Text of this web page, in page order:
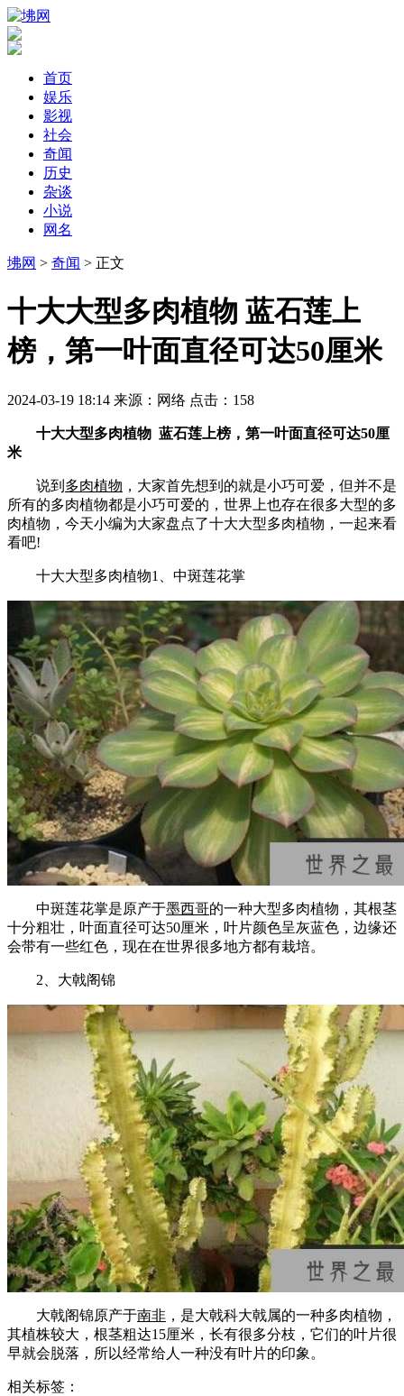
首页
娱乐
影视
社会
奇闻
历史
杂谈
小说
网名
坲网 > 奇闻 > 正文
​十大大型多肉植物 蓝石莲上
榜，第一叶面直径可达50厘米
2024-03-19 18:14 来源：网络 点击： 158
十大大型多肉植物 蓝石莲上榜，第一叶面直径可达50厘
米
说到 多肉植物 ，大家首先想到的就是小巧可爱，但并不是
所有的多肉植物都是小巧可爱的，世界上也存在很多大型的多
肉植物，今天小编为大家盘点了十大大型多肉植物，一起来看
看吧!
十大大型多肉植物1、中斑莲花掌
中斑莲花掌是原产于墨西哥的一种大型多肉植物，其根茎
十分粗壮，叶面直径可达50厘米，叶片颜色呈灰蓝色，边缘还
会带有一些红色，现在在世界很多地方都有栽培。
2、大戟阁锦
大戟阁锦原产于南非 ，是大戟科大戟属的一种多肉植物，
其植株较大，根茎粗达15厘米，长有很多分枝，它们的叶片很
早就会脱落，所以经常给人一种没有叶片的印象。
相关标签：